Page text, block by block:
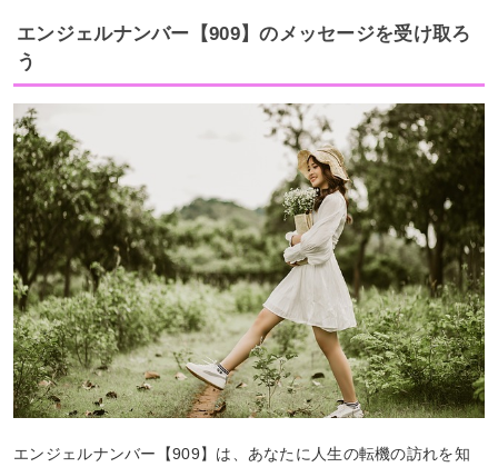
エンジェルナンバー【909】のメッセージを受け取ろ
う
エンジェルナンバー【909】は、あなたに人生の転機の訪れを知